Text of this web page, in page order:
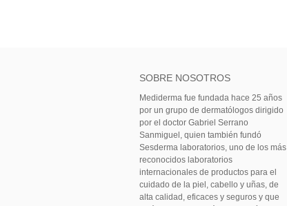
SOBRE NOSOTROS
Mediderma fue fundada hace 25 años
por un grupo de dermatólogos dirigido
por el doctor Gabriel Serrano
Sanmiguel, quien también fundó
Sesderma laboratorios, uno de los más
reconocidos laboratorios
internacionales de productos para el
cuidado de la piel, cabello y uñas, de
alta calidad, eficaces y seguros y que